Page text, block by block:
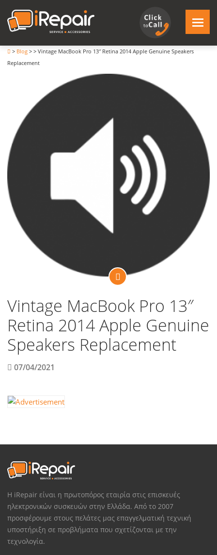
> Blog > > Vintage MacBook Pro 13″ Retina 2014 Apple Genuine Speakers
Replacement
Vintage MacBook Pro 13″
Retina 2014 Apple Genuine
Speakers Replacement
07/04/2021
Η iRepair είναι η πρωτοπόρος εταιρία στις επισκευές
ηλεκτρονικών συσκευών στην Ελλάδα. Από το 2007
προσφέρουμε στους πελάτες μας επαγγελματική τεχνική
υποστήριξη σε προβλήματα που σχετίζονται με την
τεχνολογία.